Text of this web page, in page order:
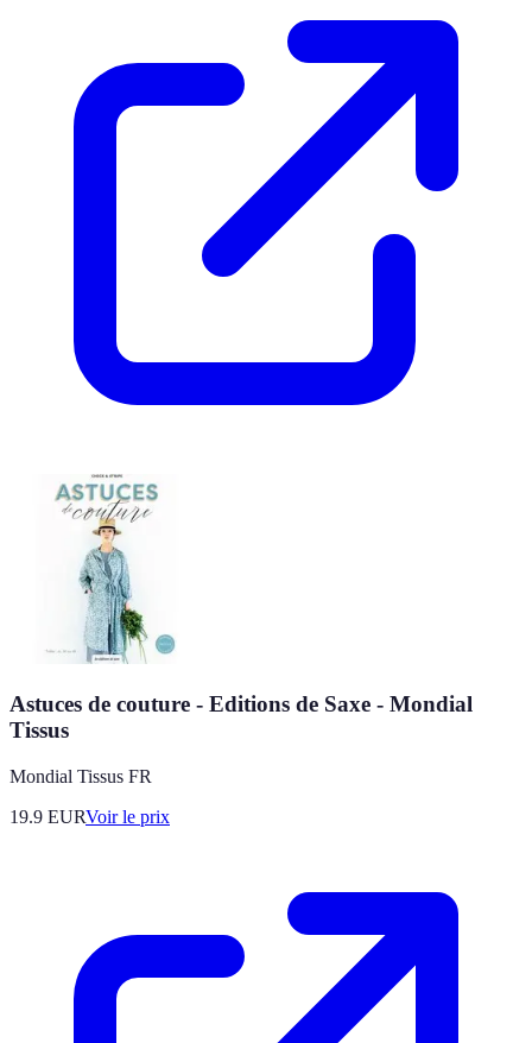
Astuces de couture - Editions de Saxe - Mondial
Tissus
Mondial Tissus FR
19.9 EURVoir le prix